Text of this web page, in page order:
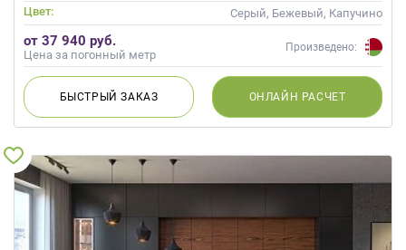
Цвет:
Серый, Бежевый, Капучино
от 37 940 руб.
Цена за погонный метр
Произведено:
БЫСТРЫЙЗАКАЗ ОНЛАЙН РАСЧЕТ